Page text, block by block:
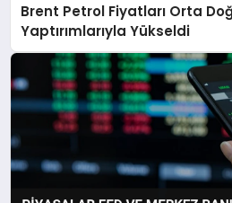
Brent Petrol Fiyatları Orta
Yaptırımlarıyla Yükseldi